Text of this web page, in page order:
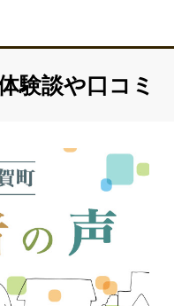
験談や口コミ